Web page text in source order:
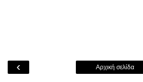
‹ Αρχική σελίδα